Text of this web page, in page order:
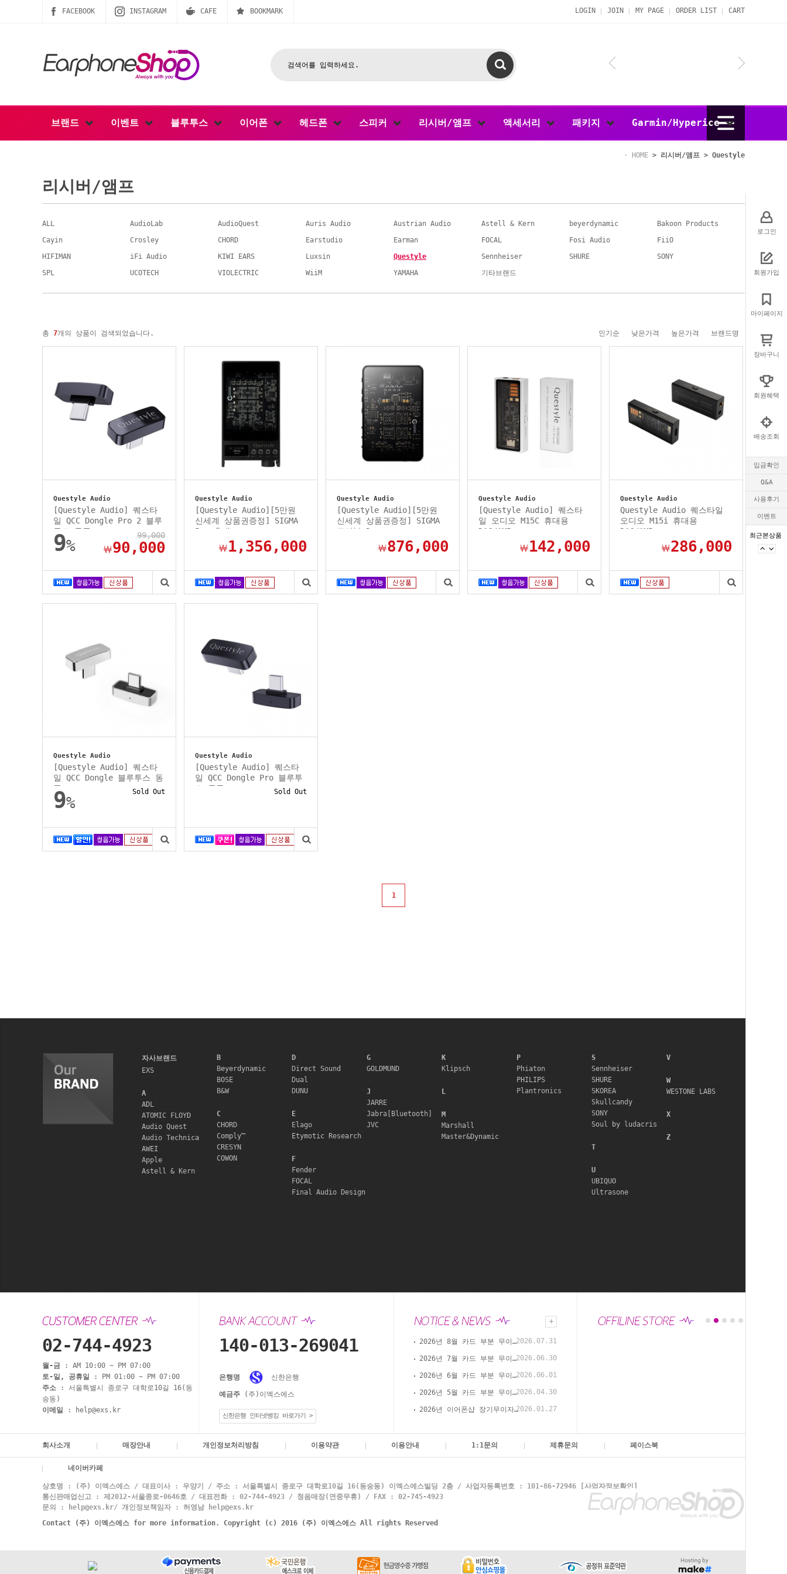
로그인
회원가입
마이페이지
장바구니
회원혜택
배송조회
입금확인
Q&A
사용후기
이벤트
최근본상품
FACEBOOK INSTAGRAM CAFE BOOKMARK LOGIN JOIN MY PAGE ORDER LIST CART
브랜드 이벤트 블루투스 이어폰 헤드폰 스피커 리시버/앰프 액세서리 패키지 Garmin/Hyperice
HOME > 리시버/앰프 > Questyle
리시버/앰프
ALL AudioLab AudioQuest Auris Audio Austrian Audio Astell & Kern beyerdynamic
Bakoon Products
Cayin
Crosley CHORD Earstudio Earman FOCAL Fosi Audio
FiiO
HIFIMAN
iFi Audio KIWI EARS Luxsin Questyle Sennheiser SHURE
SONY
SPL
UCOTECH VIOLECTRIC WiiM YAMAHA 기타브랜드
총 7개의 상품이 검색되었습니다. 인기순 낮은가격 높은가격 브랜드명
Questyle Audio
[Questyle Audio] 퀘스타
일 QCC Dongle Pro 2 블루
투스 동글...
9%
99,000
￦90,000
Questyle Audio
[Questyle Audio][5만원
신세계 상품권증정] SIGMA
Pro 휴대...
￦1,356,000
Questyle Audio
[Questyle Audio][5만원
신세계 상품권증정] SIGMA
포터블 D...
￦876,000
Questyle Audio
[Questyle Audio] 퀘스타
일 오디오 M15C 휴대용
DAC/AMP
￦142,000
Questyle Audio
Questyle Audio 퀘스타일
오디오 M15i 휴대용
DAC/AMP
￦286,000
Questyle Audio
[Questyle Audio] 퀘스타
일 QCC Dongle 블루투스 동
글
9%
Sold Out
Questyle Audio
[Questyle Audio] 퀘스타
일 QCC Dongle Pro 블루투
스 동글...
Sold Out
1
자사브랜드
EXS
A
ADL
ATOMIC FLOYD
Audio Quest
Audio Technica
AWEI
Apple
Astell & Kern
B
Beyerdynamic
BOSE
B&W
C
CHORD
Comply™
CRESYN
COWON
D
Direct Sound
Dual
DUNU
E
Elago
Etymotic Research
F
Fender
FOCAL
Final Audio Design
G
GOLDMUND
J
JARRE
Jabra[Bluetooth]
JVC
K
Klipsch
L
M
Marshall
Master&Dynamic
P
Phiaton
PHILIPS
Plantronics
S
Sennheiser
SHURE
SKOREA
Skullcandy
SONY
Soul by ludacris
T
U
UBIQUO
Ultrasone
V
W
WESTONE LABS
X
Z
02-744-4923
월-금 : AM 10:00 ~ PM 07:00
토-일, 공휴일
: PM 01:00 ~ PM 07:00
주소 : 서울특별시 종로구 대학로10길 16(동
숭동)
이메일
: help@exs.kr
140-013-269041
은행명 신한은행
예금주 (주)이엑스에스
신한은행 인터넷뱅킹 바로가기 >
2026년 8월 카드 부분 무이자 할부 안내(이어폰샵 온라인 결제)2026.07.31
2026년 7월 카드 부분 무이자 할부 안내(이어폰샵 온라인 결제)2026.06.30
2026년 6월 카드 부분 무이자 할부 안내(이어폰샵 온라인 결제)2026.06.01
2026년 5월 카드 부분 무이자 할부 안내(이어폰샵 온라인 결제)2026.04.30
2026년 이어폰샵 장기무이자 할부 이벤트2026.01.27
회사소개 매장안내 개인정보처리방침 이용약관 이용안내 1:1문의 제휴문의 페이스북
네이버카페
상호명 : (주) 이엑스에스 / 대표이사 : 우양기 / 주소 : 서울특별시 종로구 대학로10길 16(동숭동) 이엑스에스빌딩 2층 / 사업자등록번호 : 101-86-72946
[사업자정보확인]
통신판매업신고 : 제2012-서울종로-0646호 / 대표전화 : 02-744-4923 / 청음매장(연중무휴) / FAX : 02-745-4923
문의 : help@exs.kr/ 개인정보책임자 : 허영남 help@exs.kr
Contact (주) 이엑스에스 for more information. Copyright (c) 2016 (주) 이엑스에스 All rights Reserved